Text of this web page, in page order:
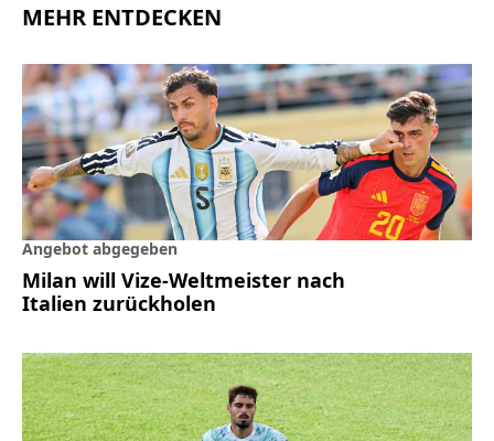
MEHR ENTDECKEN
Angebot abgegeben
Milan will Vize-Weltmeister nach
Italien zurückholen